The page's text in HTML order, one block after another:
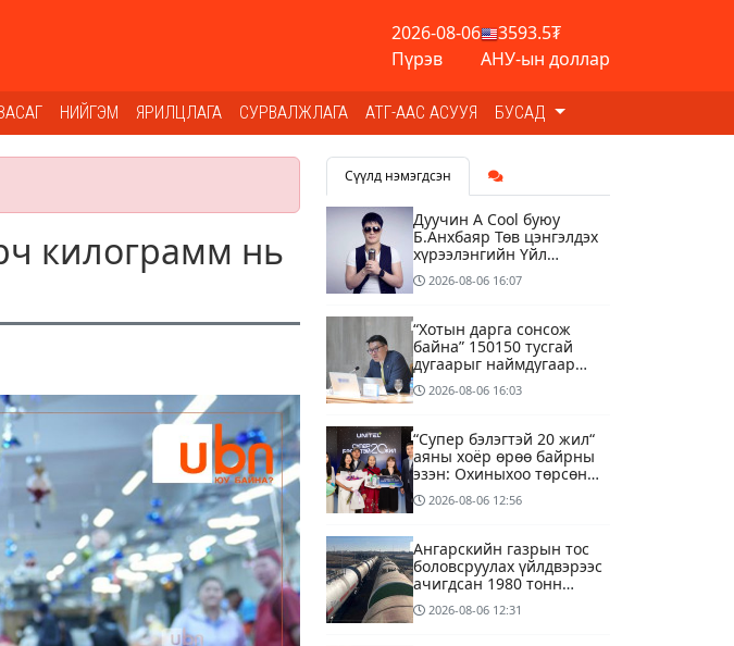
2026-08-06
Пүрэв
3593.5₮
АНУ-ын доллар
НИЙГЭМ ЯРИЛЦЛАГА СУРВАЛЖЛАГА АТГ-ААС АСУУЯ БУСАД
килограмм нь
Сүүлд нэмэгдсэн
Дуучин A Cool буюу
Б.Анхбаяр Төв цэнгэлдэх
хүрээлэнгийн Үйл
ажиллагаа, олон нийтийн
тоглолт хариуцсан
2026-08-06 16:07
“Хотын дарга сонсож
байна” 150150 тусгай
дугаарыг наймдугаар
сарын 14-нөөс
ажиллуулж эхэлнэ
2026-08-06 16:03
“Супер бэлэгтэй 20 жил“
аяны хоёр өрөө байрны
эзэн: Охиныхоо төрсөн
өдрөөр байртай болно
гэдэг хамгийн том аз
2026-08-06 12:56
Ангарскийн газрын тос
боловсруулах үйлдвэрээс
ачигдсан 1980 тонн
АИ-92 автобензин
өнөөдөр Монгол Улсын
2026-08-06 12:31